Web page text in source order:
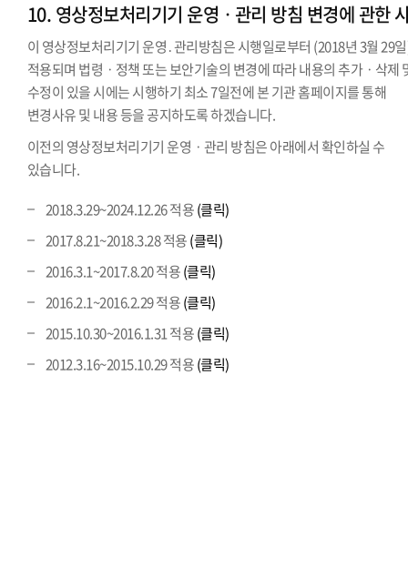
10. 영상정보처리기기 운영ㆍ관리 방침 변경에 관한
이 영상정보처리기기 운영․관리방침은 시행일로부터 (2018년 3월 29
적용되며 법령ㆍ정책 또는 보안기술의 변경에 따라 내용의 추가ㆍ삭제
수정이 있을 시에는 시행하기 최소 7일전에 본 기관 홈페이지를 통해
변경사유 및 내용 등을 공지하도록 하겠습니다.
이전의 영상정보처리기기 운영ㆍ관리 방침은 아래에서 확인하실 수
있습니다.
2018.3.29~2024.12.26 적용(클릭)
2017.8.21~2018.3.28 적용(클릭)
2016.3.1~2017.8.20 적용(클릭)
2016.2.1~2016.2.29 적용(클릭)
2015.10.30~2016.1.31 적용(클릭)
2012.3.16~2015.10.29 적용(클릭)